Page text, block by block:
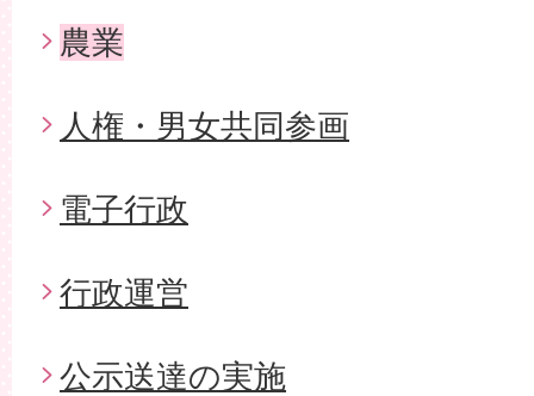
農業
人権・男女共同参画
電子行政
行政運営
公示送達の実施